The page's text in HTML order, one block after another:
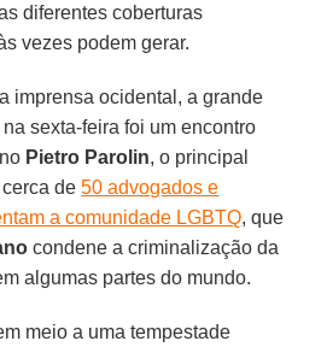
diferentes coberturas
vezes podem gerar.
imprensa ocidental, a grande
na sexta-feira foi um encontro
Pietro Parolin, o principal
cerca de50 advogados e
a comunidade LGBTQ, que
condene a criminalização da
algumas partes do mundo.
meio a uma tempestade